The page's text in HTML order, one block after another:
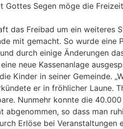
Segen möge die
das Freibad um ein weiteres
mit gemacht. So wurde eine
durch einige Änderungen
neue Kassenanlage
Kinder in seiner Gemeinde.
er in fröhlicher Laune.
Nunmehr konnte die
so dass man
Erlöse bei Veranstaltungen